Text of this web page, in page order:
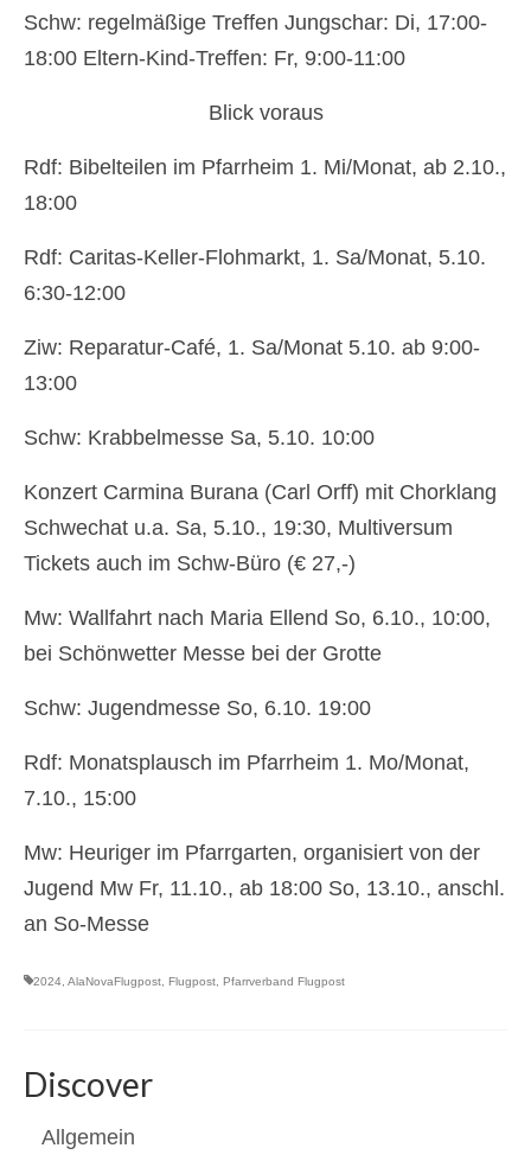
Schw: regelmäßige Treffen Jungschar: Di, 17:00-
18:00 Eltern-Kind-Treffen: Fr, 9:00-11:00
Blick voraus
Rdf: Bibelteilen im Pfarrheim 1. Mi/Monat, ab 2.10.,
18:00
Rdf: Caritas-Keller-Flohmarkt, 1. Sa/Monat, 5.10.
6:30-12:00
Ziw: Reparatur-Café, 1. Sa/Monat 5.10. ab 9:00-
13:00
Schw: Krabbelmesse Sa, 5.10. 10:00
Konzert Carmina Burana (Carl Orff) mit Chorklang
Schwechat u.a. Sa, 5.10., 19:30, Multiversum
Tickets auch im Schw-Büro (€ 27,-)
Mw: Wallfahrt nach Maria Ellend So, 6.10., 10:00,
bei Schönwetter Messe bei der Grotte
Schw: Jugendmesse So, 6.10. 19:00
Rdf: Monatsplausch im Pfarrheim 1. Mo/Monat,
7.10., 15:00
Mw: Heuriger im Pfarrgarten, organisiert von der
Jugend Mw Fr, 11.10., ab 18:00 So, 13.10., anschl.
an So-Messe
2024 AlaNovaFlugpost Flugpost Pfarrverband Flugpost
Discover
Allgemein